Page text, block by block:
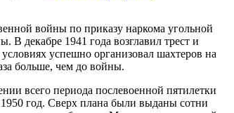
войны по приказу наркома угольной
декабре 1941 года возглавил трест и
успешно организовал шахтеров на
больше, чем до войны.
всего периода послевоенной пятилетки
год. Сверх плана были выданы сотни